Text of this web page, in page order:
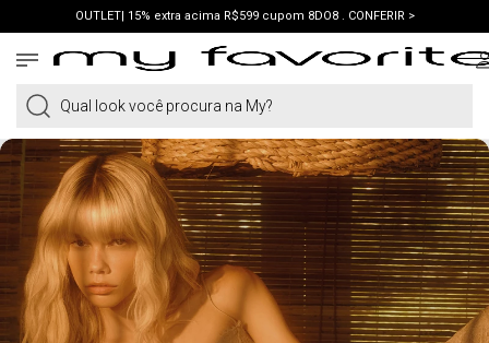
OUTLET| 15% extra acima R$599 cupom 8DO8 . CONFERIR >
PRIMEIRA COMPRA | ganhe 10% cupom WELCOME. VER LOOKS >
Qual look você procura na My?